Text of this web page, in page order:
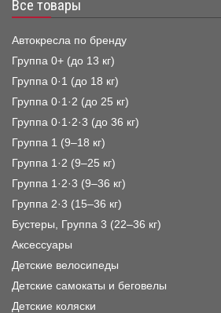
Все товары
Автокресла по бренду
Группа 0+ (до 13 кг)
Группа 0·1 (до 18 кг)
Группа 0·1·2 (до 25 кг)
Группа 0·1·2·3 (до 36 кг)
Группа 1 (9–18 кг)
Группа 1·2 (9–25 кг)
Группа 1·2·3 (9–36 кг)
Группа 2·3 (15–36 кг)
Бустеры, Группа 3 (22–36 кг)
Аксессуары
Детские велосипеды
Детские самокаты и беговелы
Детские коляски